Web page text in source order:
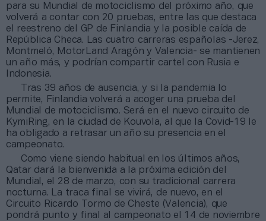
para su Mundial de motociclismo del próximo año, que
volverá a contar con 20 pruebas, entre las que destaca
el reestreno del GP de Finlandia y la posible caída de
República Checa. Las cuatro carreras españolas -Jerez,
Montmeló, MotorLand Aragón y Valencia- se mantienen
un año más, y podrían compartir cartel con Rusia e
Indonesia.
Tras 39 años de ausencia, y si la pandemia lo
permite, Finlandia volverá a acoger una prueba del
Mundial de motociclismo. Será en el nuevo circuito de
KymiRing, en la ciudad de Kouvola, al que la Covid-19 le
ha obligado a retrasar un año su presencia en el
campeonato.
Como viene siendo habitual en los últimos años,
Qatar dará la bienvenida a la próxima edición del
Mundial, el 28 de marzo, con su tradicional carrera
nocturna. La traca final se vivirá, de nuevo, en el
Circuito Ricardo Tormo de Cheste (Valencia), que
pondrá punto y final al campeonato el 14 de noviembre